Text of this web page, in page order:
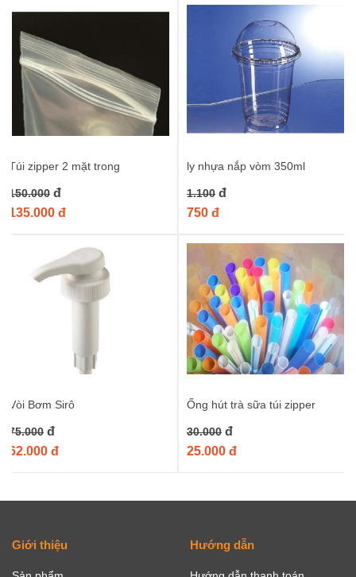
Túi zipper 2 mặt trong
150.000 đ
135.000 đ
ly nhựa nắp vòm 350ml
1.100 đ
750 đ
Vòi Bơm Sirô
75.000 đ
62.000 đ
Ống hút trà sữa túi zipper
30.000 đ
25.000 đ
Giới thiệu Hướng dẫn